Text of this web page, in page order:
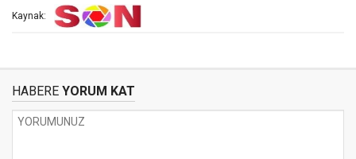
Kaynak:
HABERE YORUM KAT